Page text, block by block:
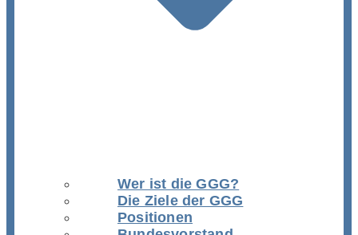
Wer ist die GGG?
Die Ziele der GGG
Positionen